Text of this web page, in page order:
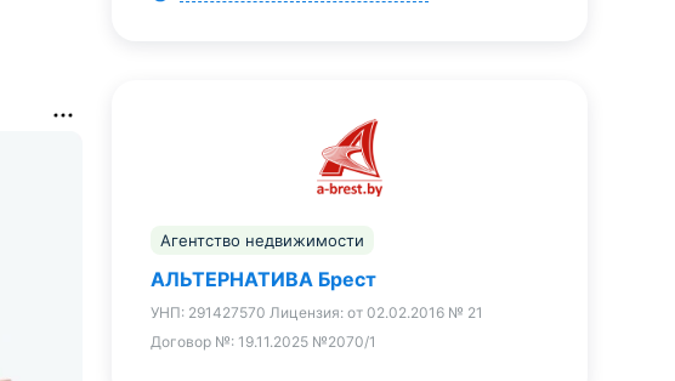
Агентство недвижимости
АЛЬТЕРНАТИВА Брест
УНП: 291427570 Лицензия: от 02.02.2016 № 21
Договор №: 19.11.2025 №2070/1